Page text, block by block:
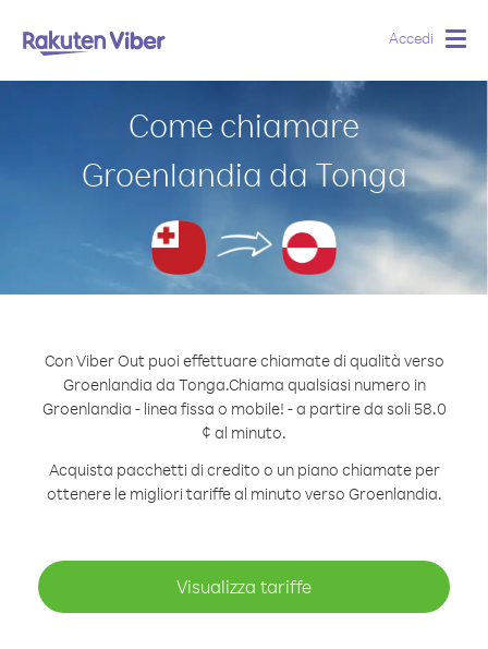
Accedi
Come chiamare
Groenlandia da Tonga
Con Viber Out puoi effettuare chiamate di qualità verso
Groenlandia da Tonga.Chiama qualsiasi numero in
Groenlandia - linea fissa o mobile! - a partire da soli 58.0
¢ al minuto.
Acquista pacchetti di credito o un piano chiamate per
ottenere le migliori tariffe al minuto verso Groenlandia.
Visualizza tariffe